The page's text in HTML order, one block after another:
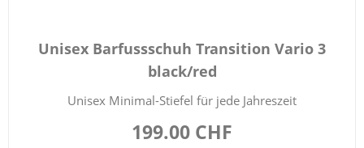
Unisex Barfussschuh Transition Vario 3
black/red
Unisex Minimal-Stiefel für jede Jahreszeit
199.00 CHF